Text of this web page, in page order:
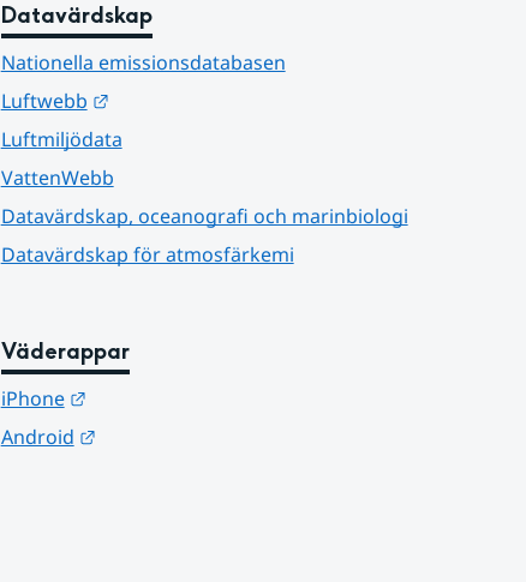
Datavärdskap
Nationella emissionsdatabasen
Luftwebb
Länk till annan webbplats.
Luftmiljödata
VattenWebb
Datavärdskap, oceanografi och marinbiologi
Datavärdskap för atmosfärkemi
Väderappar
iPhone
Länk till annan webbplats.
Android
Länk till annan webbplats.